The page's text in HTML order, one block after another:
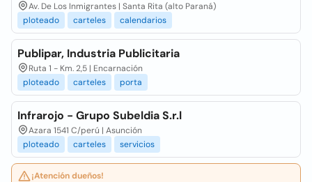
Av. De Los Inmigrantes | Santa Rita (alto Paraná)
ploteado
carteles calendarios
Publipar, Industria Publicitaria
Ruta 1 - Km. 2,5 | Encarnación
ploteado
carteles porta
Infrarojo - Grupo Subeldia S.r.l
Azara 1541 C/perú | Asunción
ploteado
carteles servicios
¡Atención dueños!